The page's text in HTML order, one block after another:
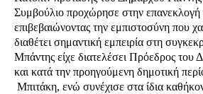
Συμβούλιο προχώρησε στην
επιβεβαιώνοντας την εμπιστοσύνη που
διαθέτει σημαντική εμπειρία στη
Μπάντης είχε διατελέσει Πρόεδρος του
και κατά την προηγούμενη δημοτική
Μπιτάκη, ενώ συνέχισε στα ίδια